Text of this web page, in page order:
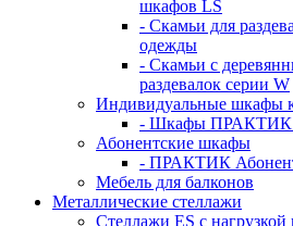
шкафов LS
- Скамьи для
одежды
- Скамьи с
раздевалок серии W
Индивидуальные шкафы
- Шкафы ПРАКТИК
Абонентские шкафы
- ПРАКТИК
Мебель для балконов
Металлические стеллажи
Стеллажи ES с нагрузкой